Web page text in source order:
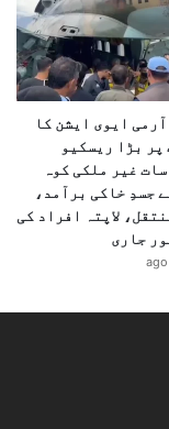
ایوی ایشن کا
پر بڑا ریسکیو
غیر ملکی کوہ
جسدِ خاکی برآمد،
لاپتہ افراد کی
جاری